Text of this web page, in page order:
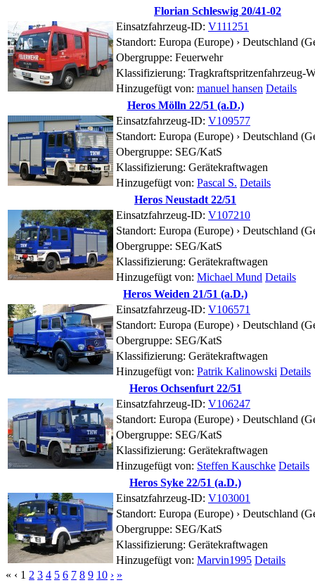
Florian Schleswig 20/41-02
Einsatzfahrzeug-ID: V111251
Standort: Europa (Europe) › Deutschland
Obergruppe: Feuerwehr
Klassifizierung: Tragkraftspritzenfahrzeug-
Hinzugefügt von: manuel hansen Details
Heros Mölln 22/51 (a.D.)
Einsatzfahrzeug-ID: V109577
Standort: Europa (Europe) › Deutschland
Obergruppe: SEG/KatS
Klassifizierung: Gerätekraftwagen
Hinzugefügt von: Pascal S. Details
Heros Neustadt 22/51
Einsatzfahrzeug-ID: V107210
Standort: Europa (Europe) › Deutschland
Obergruppe: SEG/KatS
Klassifizierung: Gerätekraftwagen
Hinzugefügt von: Michael Mund Details
Heros Weiden 21/51 (a.D.)
Einsatzfahrzeug-ID: V106571
Standort: Europa (Europe) › Deutschland
Obergruppe: SEG/KatS
Klassifizierung: Gerätekraftwagen
Hinzugefügt von: Patrik Kalinowski Details
Heros Ochsenfurt 22/51
Einsatzfahrzeug-ID: V106247
Standort: Europa (Europe) › Deutschland
Obergruppe: SEG/KatS
Klassifizierung: Gerätekraftwagen
Hinzugefügt von: Steffen Kauschke Details
Heros Syke 22/51 (a.D.)
Einsatzfahrzeug-ID: V103001
Standort: Europa (Europe) › Deutschland
Obergruppe: SEG/KatS
Klassifizierung: Gerätekraftwagen
Hinzugefügt von: Marvin1995 Details
« ‹ 1 2 3 4 5 6 7 8 9 10 › »